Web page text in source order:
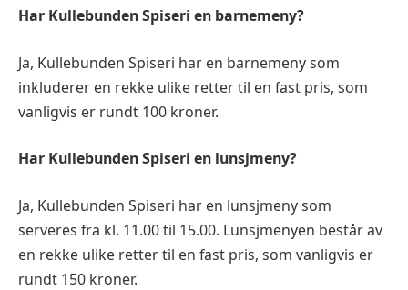
Har Kullebunden Spiseri en barnemeny?
Ja, Kullebunden Spiseri har en barnemeny som
inkluderer en rekke ulike retter til en fast pris, som
vanligvis er rundt 100 kroner.
Har Kullebunden Spiseri en lunsjmeny?
Ja, Kullebunden Spiseri har en lunsjmeny som
serveres fra kl. 11.00 til 15.00. Lunsjmenyen består av
en rekke ulike retter til en fast pris, som vanligvis er
rundt 150 kroner.